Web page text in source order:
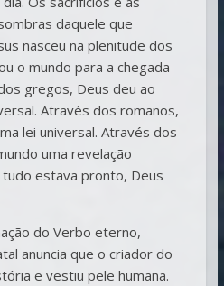
daquele que
nasceu na plenitude dos
o mundo para a chegada
gregos, Deus deu ao
Através dos romanos,
lei universal. Através dos
uma revelação
estava pronto, Deus
do Verbo eterno,
anuncia que o criador do
e vestiu pele humana.